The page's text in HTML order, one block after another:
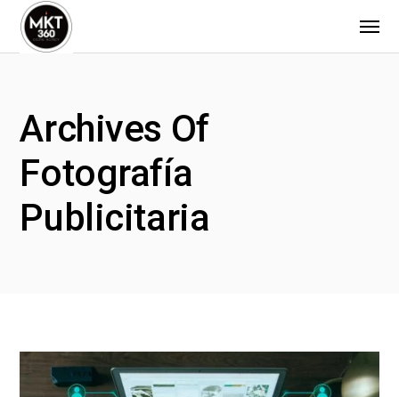
Archives Of
Fotografía
Publicitaria